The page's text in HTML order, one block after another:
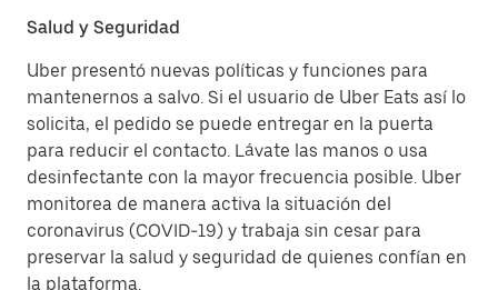
Salud y Seguridad
Uber presentó nuevas políticas y funciones para
mantenernos a salvo. Si el usuario de Uber Eats así lo
solicita, el pedido se puede entregar en la puerta
para reducir el contacto. Lávate las manos o usa
desinfectante con la mayor frecuencia posible. Uber
monitorea de manera activa la situación del
coronavirus (COVID-19) y trabaja sin cesar para
preservar la salud y seguridad de quienes confían en
la plataforma.